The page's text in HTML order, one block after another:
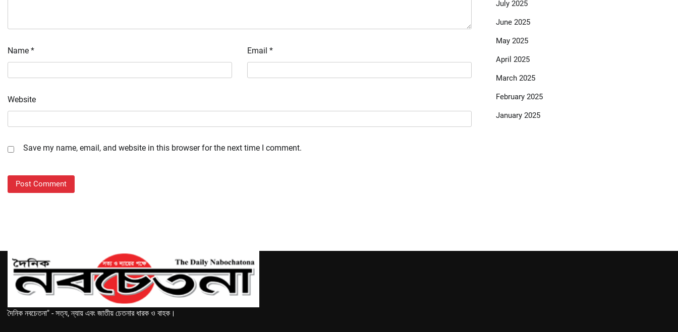
Name * Email *
Website
Save my name, email, and website in this browser for the next time I comment.
July 2025
June 2025
May 2025
April 2025
March 2025
February 2025
January 2025
দৈনিক নবচেতনা" - সত্য, ন্যায় এবং জাতীয় চেতনার ধারক ও বাহক।